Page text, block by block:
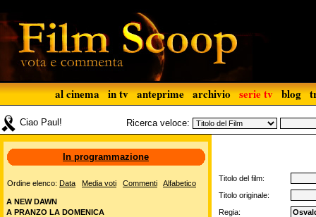
al cinema in tv anteprime archivio serie tv blog
Ciao Paul! Ricerca veloce:
Titolo del film:
Titolo originale:
Regia:
In programmazione
Ordine elenco: Data Media voti Commenti Alfabetico
A NEW DAWN
A PRANZO LA DOMENICA